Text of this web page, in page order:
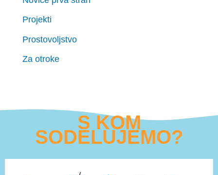
Projekti
Prostovoljstvo
Za otroke
S KOM
SODELUJEMO?